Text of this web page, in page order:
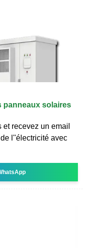
panneaux solaires
recevez un email
l''électricité avec